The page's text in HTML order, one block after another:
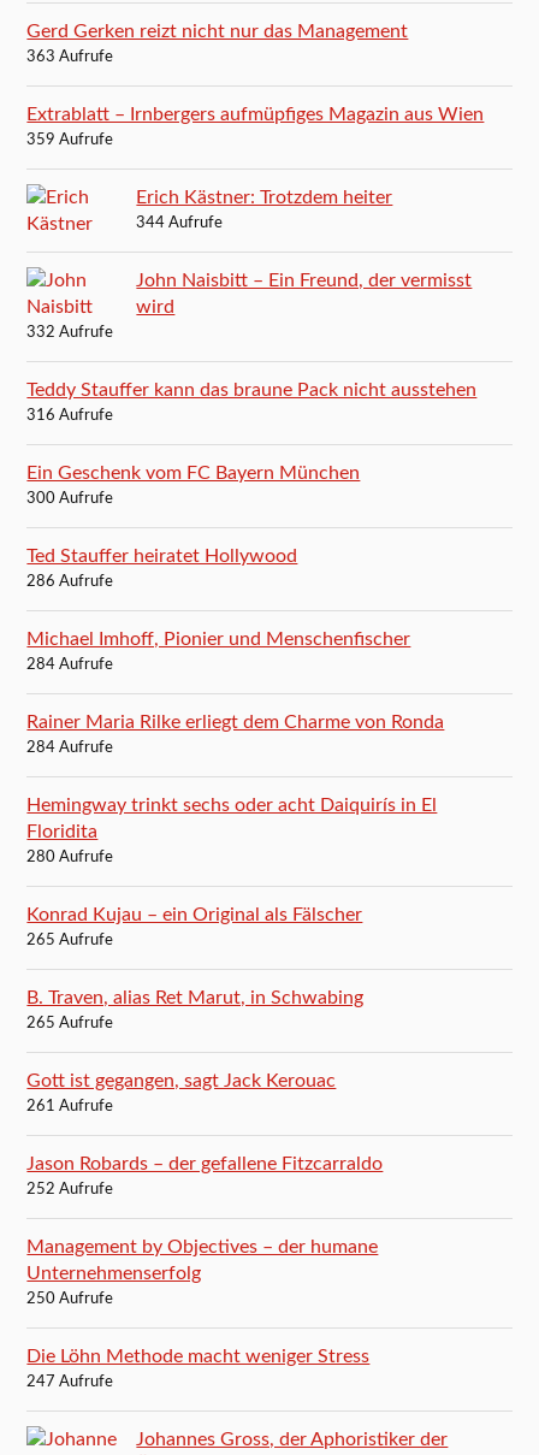
Gerd Gerken reizt nicht nur das Management
363 Aufrufe
Extrablatt – Irnbergers aufmüpfiges Magazin aus Wien
359 Aufrufe
Erich Kästner: Trotzdem heiter
344 Aufrufe
John Naisbitt – Ein Freund, der vermisst
wird
332 Aufrufe
Teddy Stauffer kann das braune Pack nicht ausstehen
316 Aufrufe
Ein Geschenk vom FC Bayern München
300 Aufrufe
Ted Stauffer heiratet Hollywood
286 Aufrufe
Michael Imhoff, Pionier und Menschenfischer
284 Aufrufe
Rainer Maria Rilke erliegt dem Charme von Ronda
284 Aufrufe
Hemingway trinkt sechs oder acht Daiquirís in El
Floridita
280 Aufrufe
Konrad Kujau – ein Original als Fälscher
265 Aufrufe
B. Traven, alias Ret Marut, in Schwabing
265 Aufrufe
Gott ist gegangen, sagt Jack Kerouac
261 Aufrufe
Jason Robards – der gefallene Fitzcarraldo
252 Aufrufe
Management by Objectives – der humane
Unternehmenserfolg
250 Aufrufe
Die Löhn Methode macht weniger Stress
247 Aufrufe
Johannes Gross, der Aphoristiker der